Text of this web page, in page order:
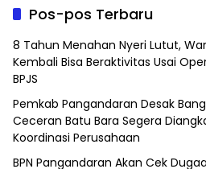
Pos-pos Terbaru
8 Tahun Menahan Nyeri Lutut,
Kembali Bisa Beraktivitas Usai
BPJS
Pemkab Pangandaran Desak
Ceceran Batu Bara Segera
Koordinasi Perusahaan
BPN Pangandaran Akan Cek